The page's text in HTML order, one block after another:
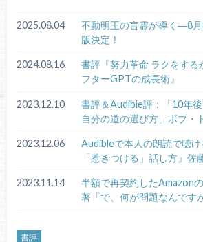
2025.08.04
不動明王の言霊が導く―8
版決定！
2024.08.16
書評『努力革命 ラクをする
フターGPTの成長術』
2023.12.10
書評＆Audible評：「10年
自分の道の選び方」ボブ・
2023.12.06
Audibleで本人の朗読で聴
「惹きつける」話し方』佐
2023.11.14
半額で再契約したAmazon
著「で、何が問題なんです
書評